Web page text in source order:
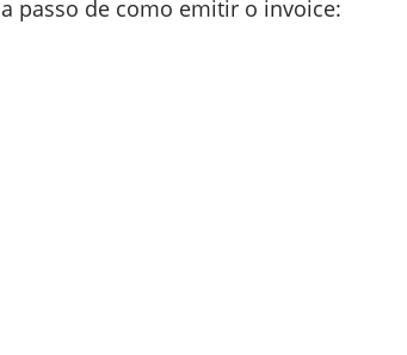
passo de como emitir o invoice: